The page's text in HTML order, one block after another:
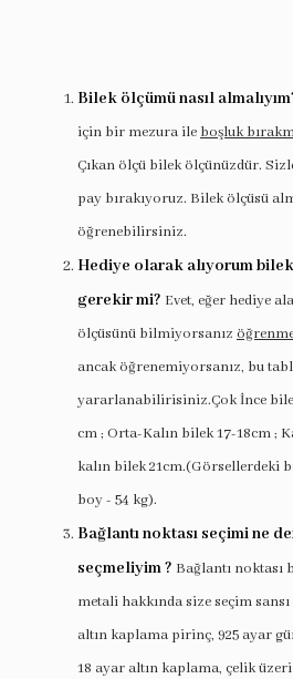
Bilek ölçümü nasıl
için bir mezura ile boşluk
Çıkan ölçü bilek ölçünüzdür.
pay bırakıyoruz. Bilek ölçüsü
öğrenebilirsiniz.
Hediye olarak alıyorum
gerekir mi? Evet, eğer hediye
ölçüsünü bilmiyorsanız
ancak öğrenemiyorsanız, bu
yararlanabilirisiniz.Çok İnce
cm ; Orta-Kalın bilek 17-18cm ;
kalın bilek 21cm.(Görsellerdeki
boy - 54 kg).
Bağlantı noktası seçimi ne
seçmeliyim ? Bağlantı noktası
metali hakkında size seçim
altın kaplama pirinç, 925 ayar
18 ayar altın kaplama, çelik